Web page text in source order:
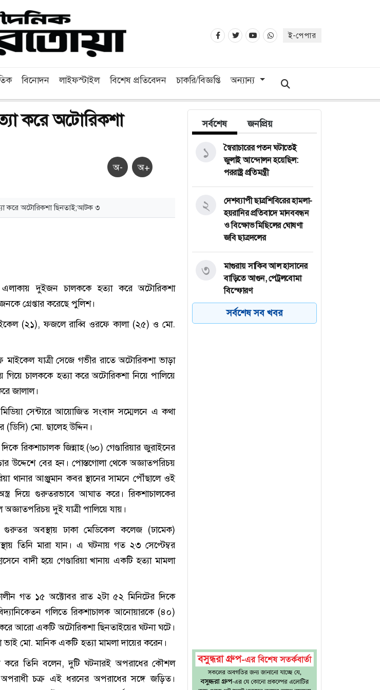
ই-পেপার
বিনোদন লাইফস্টাইল বিশেষ প্রতিবেদন চাকরি/বিজ্ঞপ্তি অন্যান্য
করে অটোরিকশা
অ- অ+
করে অটোরিকশা ছিনতাই;আটক ৩
এলাকায় দুইজন চালককে হত্যা করে অটোরিকশা
গ্রেপ্তার করেছে পুলিশ।
(২১), ফজলে রাব্বি ওরফে কালা (২৫) ও মো.
যাত্রী সেজে গভীর রাতে অটোরিকশা ভাড়া
চালককে হত্যা করে অটোরিকশা নিয়ে পালিয়ে
জালাল।
সেন্টারে আয়োজিত সংবাদ সম্মেলনে এ কথা
মো. ছালেহ উদ্দিন।
রিকশাচালক জিন্নাহ (৬০) গেণ্ডারিয়ার জুরাইনের
উদ্দেশে বের হন। পোস্তগোলা থেকে অজ্ঞাতপরিচয়
থানার আঞ্জুমান কবর স্থানের সামনে পৌঁছালে ওই
দিয়ে গুরুতরভাবে আঘাত করে। রিকশাচালকের
দুই যাত্রী পালিয়ে যায়।
অবস্থায় ঢাকা মেডিকেল কলেজ (ঢামেক)
তিনি মারা যান। এ ঘটনায় গত ২৩ সেপ্টেম্বর
বাদী হয়ে গেণ্ডারিয়া খানায় একটি হত্যা মামলা
গত ১৫ অক্টোবর রাত ২টা ৫২ মিনিটের দিকে
বিদ্যানিকেতন গলিতে রিকশাচালক আনোয়ারকে (৪০)
আরো একটি অটোরিকশা ছিনতাইয়ের ঘটনা ঘটে।
মো. মানিক একটি হত্যা মামলা দায়ের করেন।
করে তিনি বলেন, দুটি ঘটনারই অপরাধের কৌশল
চক্র এই ধরনের অপরাধের সঙ্গে জড়িত।
সর্বশেষ জনপ্রিয়
স্বৈরাচারের পতন ঘটাতেই
জুলাই আন্দোলন হয়েছিল:
পররাষ্ট্র প্রতিমন্ত্রী
১
দেশব্যাপী ছাত্রশিবিরের হামলা-
হয়রানির প্রতিবাদে মানববন্ধন
ও বিক্ষোভ মিছিলের ঘোষণা
জবি ছাত্রদলের
২
মাগুরায় সাকিব আল হাসানের
বাড়িতে আগুন, পেট্রলবোমা
বিস্ফোরণ
৩
বগুড়া মহানগরে ১১ দলের
৪
সর্বশেষ সব খবর